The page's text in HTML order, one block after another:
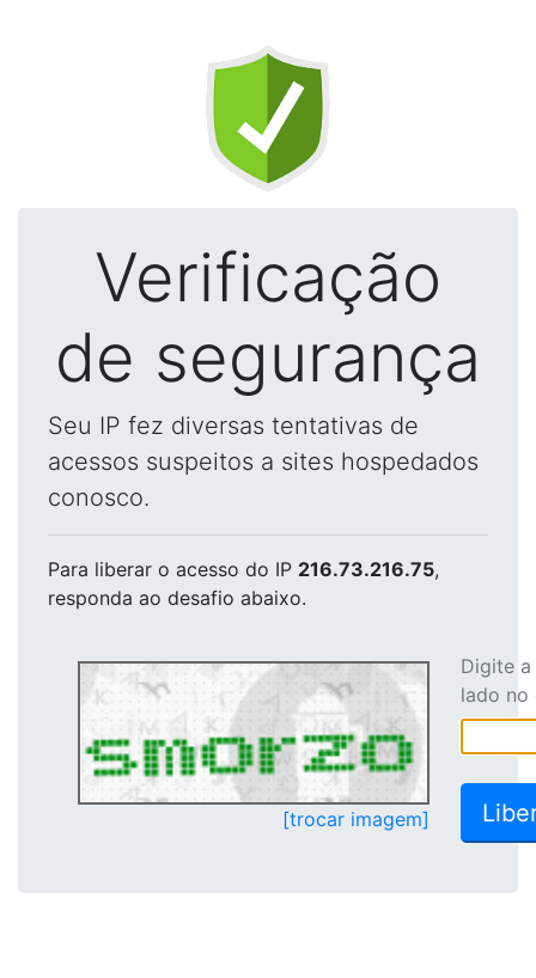
Verificação
de segurança
Seu IP fez diversas tentativas de
acessos suspeitos a sites hospedados
conosco.
Para liberar o acesso do IP 216.73.216.75,
responda ao desafio abaixo.
[trocar imagem]
Digite
lado no